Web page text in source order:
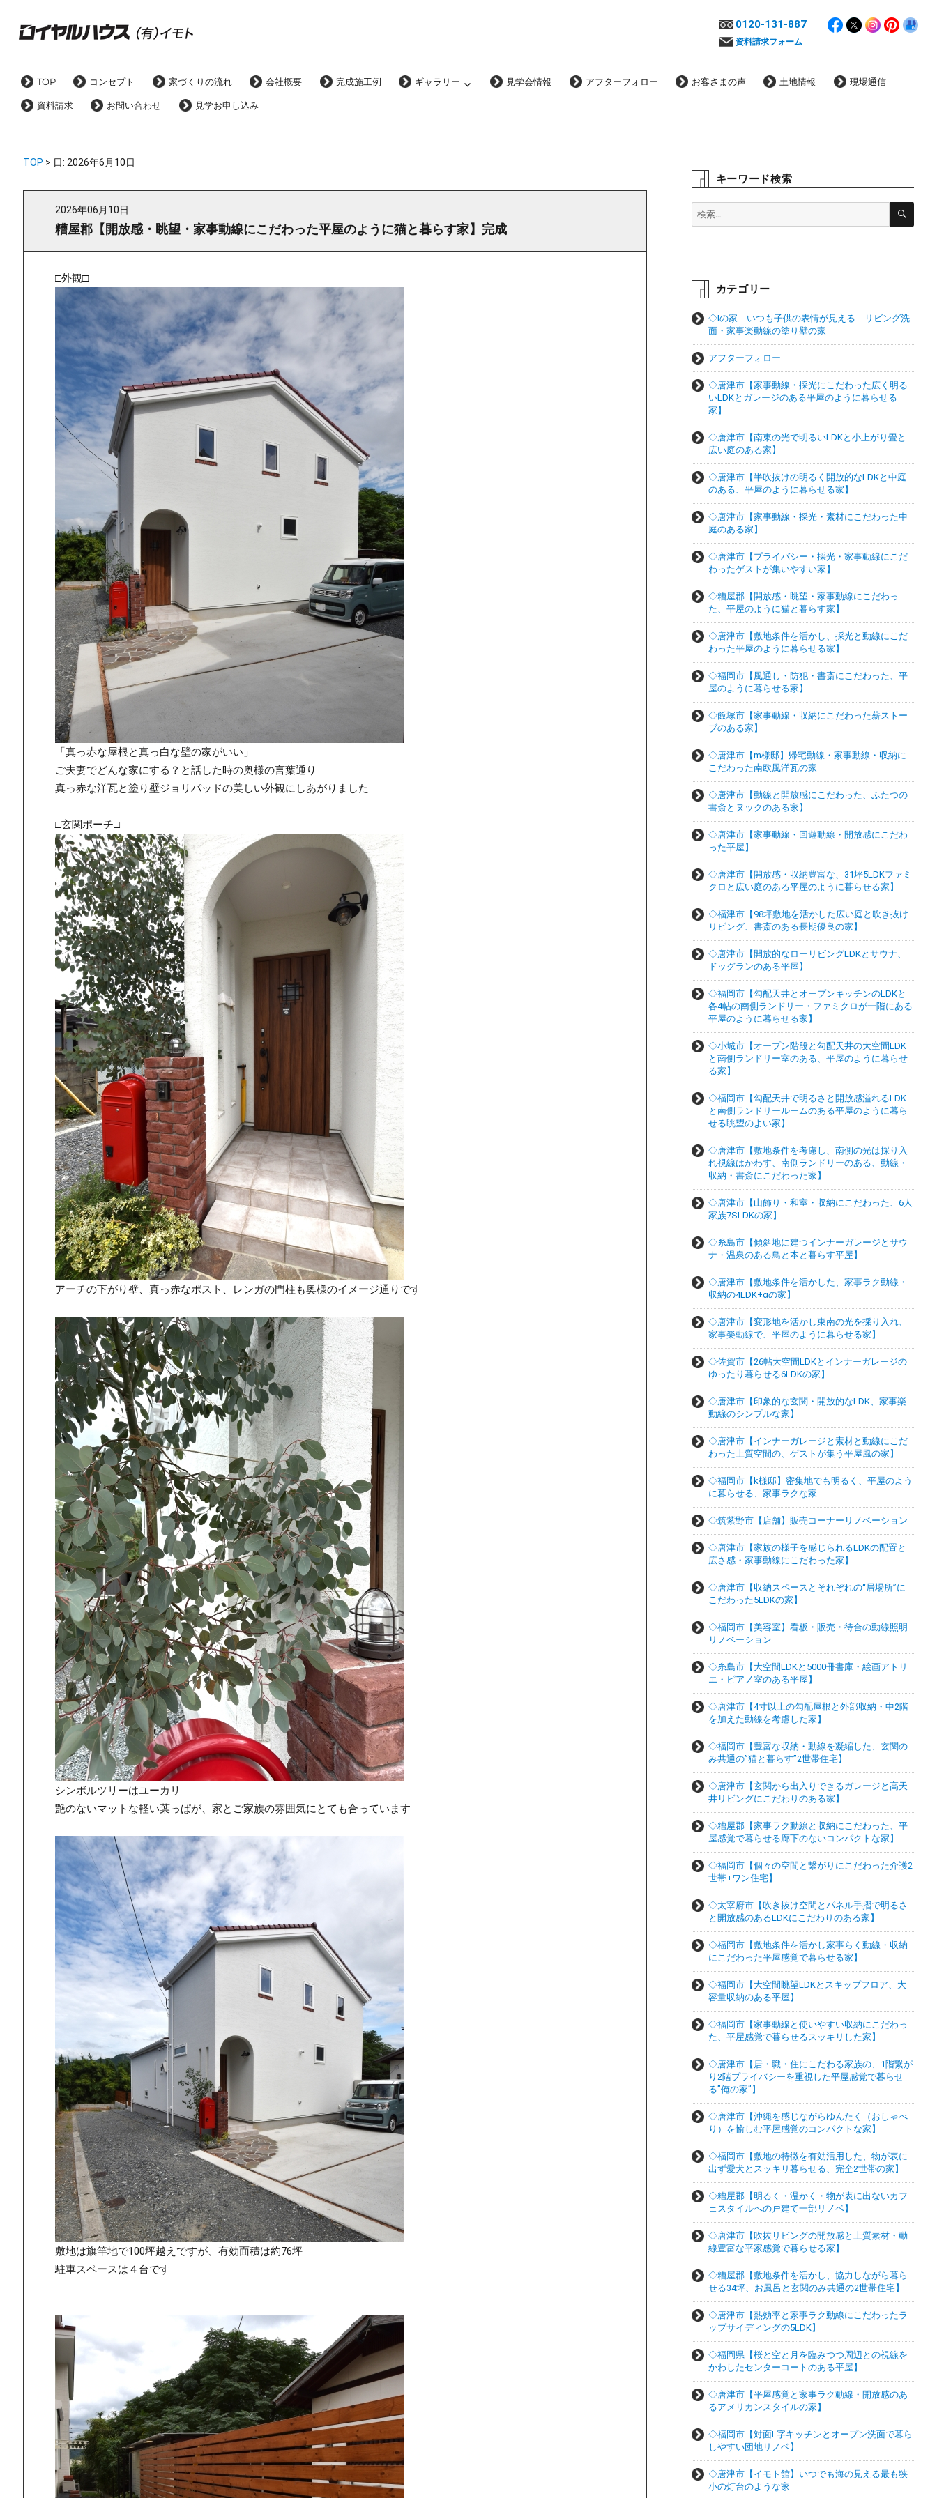
0120-131-887
資料請求フォーム
TOP コンセプト 家づくりの流れ 会社概要 完成施工例 ギャラリー 見学会情報 アフターフォロー お客さまの声 土地情報 現場通信
資料請求 お問い合わせ 見学お申し込み
TOP > 日: 2026年6月10日
2026年06月10日
糟屋郡【開放感・眺望・家事動線にこだわった平屋のように猫と暮らす家】完成
□外観□
「真っ赤な屋根と真っ白な壁の家がいい」
ご夫妻でどんな家にする？と話した時の奥様の言葉通り
真っ赤な洋瓦と塗り壁ジョリパッドの美しい外観にしあがりました
□玄関ポーチ□
アーチの下がり壁、真っ赤なポスト、レンガの門柱も奥様のイメージ通りです
シンボルツリーはユーカリ
艶のないマットな軽い葉っぱが、家とご家族の雰囲気にとても合っています
敷地は旗竿地で100坪越えですが、有効面積は約76坪
駐車スペースは４台です
キーワード検索
検
索:
検
カテゴリー
◇Ⅰの家 いつも子供の表情が見える リビング洗
面・家事楽動線の塗り壁の家
アフターフォロー
◇唐津市【家事動線・採光にこだわった広く明る
いLDKとガレージのある平屋のように暮らせる
家】
◇唐津市【南東の光で明るいLDKと小上がり畳と
広い庭のある家】
◇唐津市【半吹抜けの明るく開放的なLDKと中庭
のある、平屋のように暮らせる家】
◇唐津市【家事動線・採光・素材にこだわった中
庭のある家】
◇唐津市【プライバシー・採光・家事動線にこだ
わったゲストが集いやすい家】
◇糟屋郡【開放感・眺望・家事動線にこだわっ
た、平屋のように猫と暮らす家】
◇唐津市【敷地条件を活かし、採光と動線にこだ
わった平屋のように暮らせる家】
◇福岡市【風通し・防犯・書斎にこだわった、平
屋のように暮らせる家】
◇飯塚市【家事動線・収納にこだわった薪ストー
ブのある家】
◇唐津市【m様邸】帰宅動線・家事動線・収納に
こだわった南欧風洋瓦の家
◇唐津市【動線と開放感にこだわった、ふたつの
書斎とヌックのある家】
◇唐津市【家事動線・回遊動線・開放感にこだわ
った平屋】
◇唐津市【開放感・収納豊富な、31坪5LDKファミ
クロと広い庭のある平屋のように暮らせる家】
◇福津市【98坪敷地を活かした広い庭と吹き抜け
リビング、書斎のある長期優良の家】
◇唐津市【開放的なローリビングLDKとサウナ、
ドッグランのある平屋】
◇福岡市【勾配天井とオープンキッチンのLDKと
各4帖の南側ランドリー・ファミクロが一階にある
平屋のように暮らせる家】
◇小城市【オープン階段と勾配天井の大空間LDK
と南側ランドリー室のある、平屋のように暮らせ
る家】
◇福岡市【勾配天井で明るさと開放感溢れるLDK
と南側ランドリールームのある平屋のように暮ら
せる眺望のよい家】
◇唐津市【敷地条件を考慮し、南側の光は採り入
れ視線はかわす、南側ランドリーのある、動線・
収納・書斎にこだわった家】
◇唐津市【山飾り・和室・収納にこだわった、6人
家族7SLDKの家】
◇糸島市【傾斜地に建つインナーガレージとサウ
ナ・温泉のある鳥と本と暮らす平屋】
◇唐津市【敷地条件を活かした、家事ラク動線・
収納の4LDK+αの家】
◇唐津市【変形地を活かし東南の光を採り入れ、
家事楽動線で、平屋のように暮らせる家】
◇佐賀市【26帖大空間LDKとインナーガレージの
ゆったり暮らせる6LDKの家】
◇唐津市【印象的な玄関・開放的なLDK、家事楽
動線のシンプルな家】
◇唐津市【インナーガレージと素材と動線にこだ
わった上質空間の、ゲストが集う平屋風の家】
◇福岡市【k様邸】密集地でも明るく、平屋のよう
に暮らせる、家事ラクな家
◇筑紫野市【店舗】販売コーナーリノベーション
◇唐津市【家族の様子を感じられるLDKの配置と
広さ感・家事動線にこだわった家】
◇唐津市【収納スペースとそれぞれの“居場所”に
こだわった5LDKの家】
◇福岡市【美容室】看板・販売・待合の動線照明
リノベーション
◇糸島市【大空間LDKと5000冊書庫・絵画アトリ
エ・ピアノ室のある平屋】
◇唐津市【4寸以上の勾配屋根と外部収納・中2階
を加えた動線を考慮した家】
◇福岡市【豊富な収納・動線を凝縮した、玄関の
み共通の”猫と暮らす”2世帯住宅】
◇唐津市【玄関から出入りできるガレージと高天
井リビングにこだわりのある家】
◇糟屋郡【家事ラク動線と収納にこだわった、平
屋感覚で暮らせる廊下のないコンパクトな家】
◇福岡市【個々の空間と繋がりにこだわった介護2
世帯+ワン住宅】
◇太宰府市【吹き抜け空間とパネル手摺で明るさ
と開放感のあるLDKにこだわりのある家】
◇福岡市【敷地条件を活かし家事らく動線・収納
にこだわった平屋感覚で暮らせる家】
◇福岡市【大空間眺望LDKとスキップフロア、大
容量収納のある平屋】
◇福岡市【家事動線と使いやすい収納にこだわっ
た、平屋感覚で暮らせるスッキリした家】
◇唐津市【居・職・住にこだわる家族の、1階繋が
り2階プライバシーを重視した平屋感覚で暮らせ
る”俺の家”】
◇唐津市【沖縄を感じながらゆんたく（おしゃべ
り）を愉しむ平屋感覚のコンパクトな家】
◇福岡市【敷地の特徴を有効活用した、物が表に
出ず愛犬とスッキリ暮らせる、完全2世帯の家】
◇糟屋郡【明るく・温かく・物が表に出ないカフ
ェスタイルへの戸建て一部リノベ】
◇唐津市【吹抜リビングの開放感と上質素材・動
線豊富な平家感覚で暮らせる家】
◇糟屋郡【敷地条件を活かし、協力しながら暮ら
せる34坪、お風呂と玄関のみ共通の2世帯住宅】
◇唐津市【熱効率と家事ラク動線にこだわったラ
ップサイディングの5LDK】
◇福岡県【桜と空と月を臨みつつ周辺との視線を
かわしたセンターコートのある平屋】
◇唐津市【平屋感覚と家事ラク動線・開放感のあ
るアメリカンスタイルの家】
◇福岡市【対面L字キッチンとオープン洗面で暮ら
しやすい団地リノベ】
◇唐津市【イモト館】いつでも海の見える最も狭
小の灯台のような家